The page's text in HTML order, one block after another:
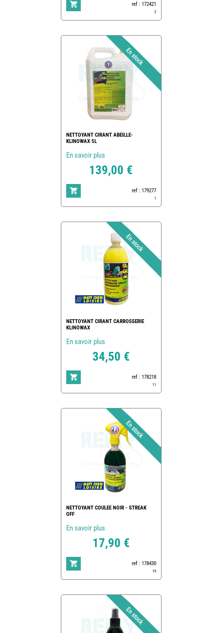
ref : 172421
2
NETTOYANT CIRANT ABEILLE-
KLINOWAX 5L
En savoir plus
139,00 €
ref : 179277
1
NETTOYANT CIRANT CARROSSERIE
KLINOWAX
En savoir plus
34,50 €
ref : 178218
11
NETTOYANT COULEE NOIR - STREAK
OFF
En savoir plus
17,90 €
ref : 178430
19